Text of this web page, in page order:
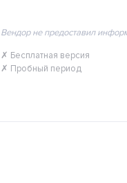
Вендор не предоставил
✗ Бесплатная версия
✗ Пробный период